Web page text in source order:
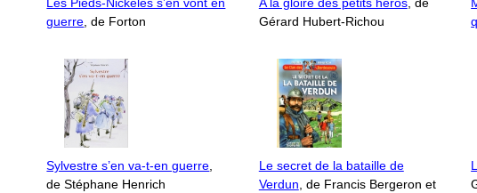
guerre , de Forton
Gérard Hubert-Richou
Sylvestre s’en va-t-en guerre
de Stéphane Henrich
Le secret de la bataille de
Verdun , de Francis Bergeron et